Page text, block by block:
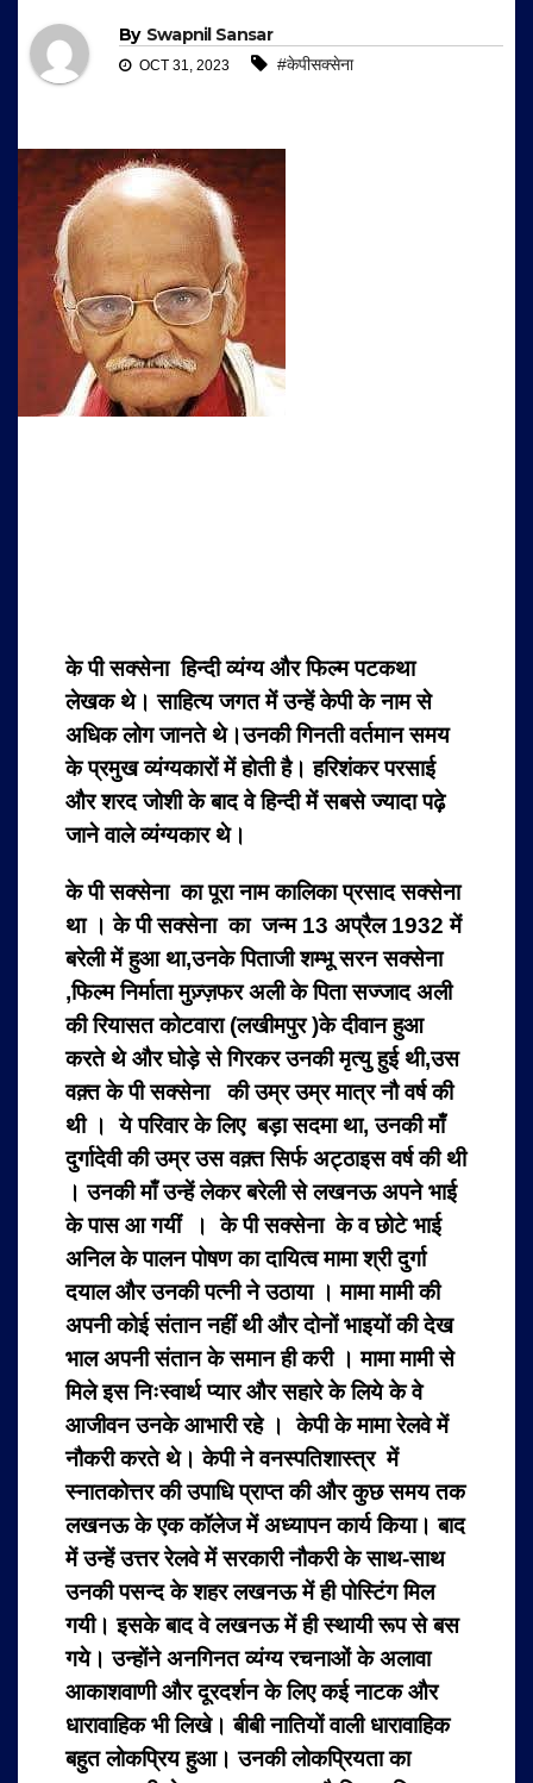
By Swapnil Sansar
OCT 31, 2023 #केपीसक्सेना
के पी सक्सेना हिन्दी व्यंग्य और फिल्म पटकथा
लेखक थे। साहित्य जगत में उन्हें केपी के नाम से
अधिक लोग जानते थे।उनकी गिनती वर्तमान समय
के प्रमुख व्यंग्यकारों में होती है। हरिशंकर परसाई
और शरद जोशी के बाद वे हिन्दी में सबसे ज्यादा पढ़े
जाने वाले व्यंग्यकार थे।
के पी सक्सेना का पूरा नाम कालिका प्रसाद सक्सेना
था । के पी सक्सेना का जन्म 13 अप्रैल 1932 में
बरेली में हुआ था,उनके पिताजी शम्भू सरन सक्सेना
,फिल्म निर्माता मुज़्ज़फर अली के पिता सज्जाद अली
की रियासत कोटवारा (लखीमपुर )के दीवान हुआ
करते थे और घोड़े से गिरकर उनकी मृत्यु हुई थी,उस
वक़्त के पी सक्सेना की उम्र उम्र मात्र नौ वर्ष की
थी । ये परिवार के लिए बड़ा सदमा था, उनकी माँ
दुर्गादेवी की उम्र उस वक़्त सिर्फ अट्ठाइस वर्ष की थी
। उनकी माँ उन्हें लेकर बरेली से लखनऊ अपने भाई
के पास आ गयीं । के पी सक्सेना के व छोटे भाई
अनिल के पालन पोषण का दायित्व मामा श्री दुर्गा
दयाल और उनकी पत्नी ने उठाया । मामा मामी की
अपनी कोई संतान नहीं थी और दोनों भाइयों की देख
भाल अपनी संतान के समान ही करी । मामा मामी से
मिले इस निःस्वार्थ प्यार और सहारे के लिये के वे
आजीवन उनके आभारी रहे । केपी के मामा रेलवे में
नौकरी करते थे। केपी ने वनस्पतिशास्त्र में
स्नातकोत्तर की उपाधि प्राप्त की और कुछ समय तक
लखनऊ के एक कॉलेज में अध्यापन कार्य किया। बाद
में उन्हें उत्तर रेलवे में सरकारी नौकरी के साथ-साथ
उनकी पसन्द के शहर लखनऊ में ही पोस्टिंग मिल
गयी। इसके बाद वे लखनऊ में ही स्थायी रूप से बस
गये। उन्होंने अनगिनत व्यंग्य रचनाओं के अलावा
आकाशवाणी और दूरदर्शन के लिए कई नाटक और
धारावाहिक भी लिखे। बीबी नातियों वाली धारावाहिक
बहुत लोकप्रिय हुआ। उनकी लोकप्रियता का